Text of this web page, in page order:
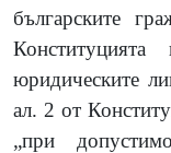
българските
юридическите
ал. 2 от
„при